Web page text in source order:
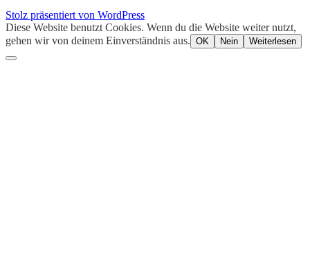
Stolz präsentiert von WordPress
Diese Website benutzt Cookies. Wenn du die Website weiter nutzt,
gehen wir von deinem Einverständnis aus. OK Nein Weiterlesen